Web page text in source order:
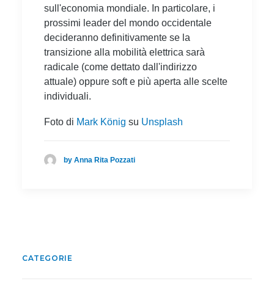
sull'economia mondiale. In particolare, i
prossimi leader del mondo occidentale
decideranno definitivamente se la
transizione alla mobilità elettrica sarà
radicale (come dettato dall'indirizzo
attuale) oppure soft e più aperta alle scelte
individuali.
Foto di Mark König su Unsplash
by Anna Rita Pozzati
CATEGORIE